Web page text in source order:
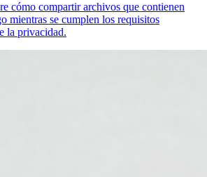
cómo compartir archivos que contienen
mientras se cumplen los requisitos
la privacidad.